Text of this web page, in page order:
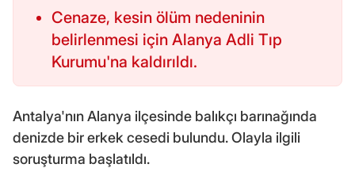
Cenaze, kesin ölüm nedeninin
belirlenmesi için Alanya Adli Tıp
Kurumu'na kaldırıldı.
Antalya'nın Alanya ilçesinde balıkçı barınağında
denizde bir erkek cesedi bulundu. Olayla ilgili
soruşturma başlatıldı.